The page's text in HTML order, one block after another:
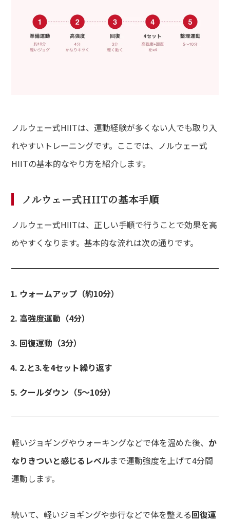
ノルウェー式HIITは、運動経験が多くない人でも取り入
れやすいトレーニングです。ここでは、ノルウェー式
HIITの基本的なやり方を紹介します。
ノルウェー式HIITの基本手順
ノルウェー式HIITは、正しい手順で行うことで効果を高
めやすくなります。基本的な流れは次の通りです。
ウォームアップ（約10分）
高強度運動（4分）
回復運動（3分）
2.と3.を4セット繰り返す
クールダウン（5〜10分）
軽いジョギングやウォーキングなどで体を温めた後、 か
なりきついと感じるレベルまで運動強度を上げて4分間
運動します。
続いて、軽いジョギングや歩行などで体を整える回復運